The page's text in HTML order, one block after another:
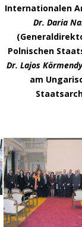
Internationalen
Dr. Daria
Polnischen
Dr. Lajos Körmendy
am